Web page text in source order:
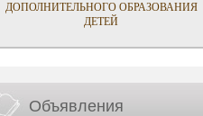
ДОПОЛНИТЕЛЬНОГО ОБРАЗОВАНИЯ
ДЕТЕЙ
Объявления